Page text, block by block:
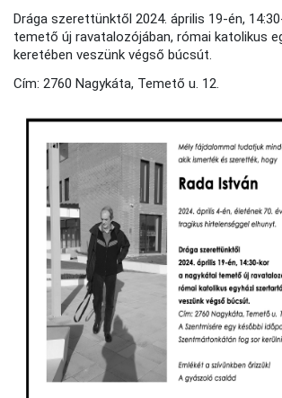
Drága szerettünktől 2024. április 19-én,
temető új ravatalozójában, római katolikus
keretében veszünk végső búcsút.
Cím: 2760 Nagykáta, Temető u. 12.